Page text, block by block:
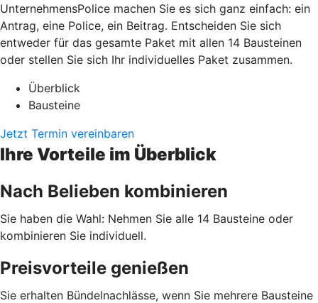
UnternehmensPolice machen Sie es sich ganz einfach: ein
Antrag, eine Police, ein Beitrag. Entscheiden Sie sich
entweder für das gesamte Paket mit allen 14 Bausteinen
oder stellen Sie sich Ihr individuelles Paket zusammen.
Überblick
Bausteine
Jetzt Termin vereinbaren
Ihre Vorteile im Überblick
Nach Belieben kombinieren
Sie haben die Wahl: Nehmen Sie alle 14 Bausteine oder
kombinieren Sie individuell.
Preisvorteile genießen
Sie erhalten Bündelnachlässe, wenn Sie mehrere Bausteine